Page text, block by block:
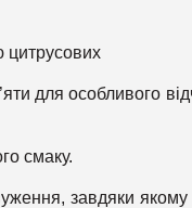
цитрусових
для особливого
смаку.
завдяки